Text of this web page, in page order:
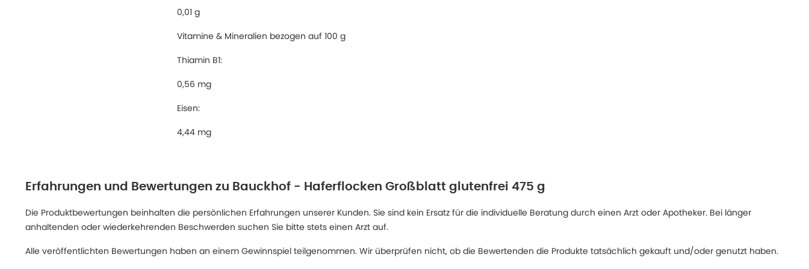
0,01 g
Vitamine & Mineralien bezogen auf 100 g
Thiamin B1:
0,56 mg
Eisen:
4,44 mg
Erfahrungen und Bewertungen zu Bauckhof - Haferflocken Großblatt glutenfrei 475 g
Die Produktbewertungen beinhalten die persönlichen Erfahrungen unserer Kunden. Sie sind kein Ersatz für die individuelle Beratung durch einen Arzt oder Apotheker. Bei länger
anhaltenden oder wiederkehrenden Beschwerden suchen Sie bitte stets einen Arzt auf.
Alle veröffentlichten Bewertungen haben an einem Gewinnspiel teilgenommen. Wir überprüfen nicht, ob die Bewertenden die Produkte tatsächlich gekauft und/oder genutzt haben.